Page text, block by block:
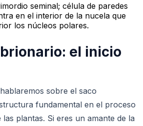
seminal; célula de paredes
en el interior de la nucela que
los núcleos polares.
el inicio
sobre el saco
fundamental en el proceso
plantas. Si eres un amante de la